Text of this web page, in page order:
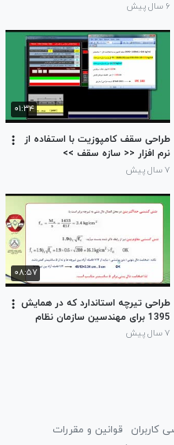
۶ سال پیش
۰۱:۳۴
طراحی سقف کامپوزیت با استفاده از
نرم افزار << سازه سقف >>
۷ سال پیش
۰۸:۵۷
طراحی تیرچه استاندارد که در همایش
1395 برای مهندسین سازمان نظام
مهندسی استان تهران توسط مهندس
۷ سال پیش
کاربران
قوانین و مقررات